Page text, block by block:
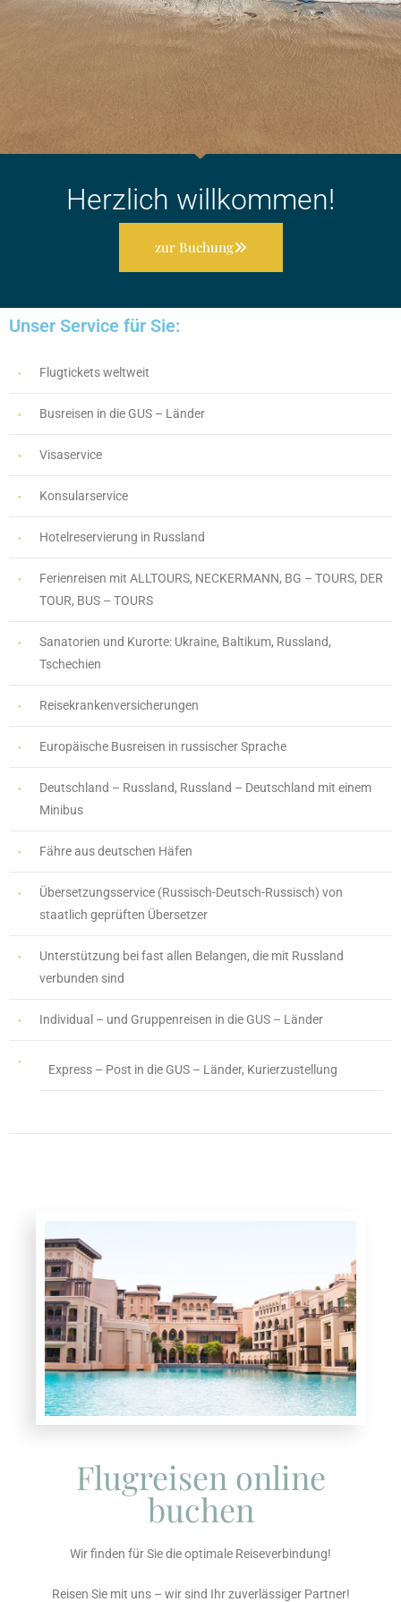
Herzlich willkommen!
zur Buchung
Unser Service für Sie:​
Flugtickets weltweit
Busreisen in die GUS – Länder
Visaservice
Konsularservice
Hotelreservierung in Russland
Ferienreisen mit ALLTOURS, NECKERMANN, BG – TOURS, DER
TOUR, BUS – TOURS
Sanatorien und Kurorte: Ukraine, Baltikum, Russland,
Tschechien
Reisekrankenversicherungen
Europäische Busreisen in russischer Sprache
Deutschland – Russland, Russland – Deutschland mit einem
Minibus
Fähre aus deutschen Häfen
Übersetzungsservice (Russisch-Deutsch-Russisch) von
staatlich geprüften Übersetzer
Unterstützung bei fast allen Belangen, die mit Russland
verbunden sind
Individual – und Gruppenreisen in die GUS – Länder
Express – Post in die GUS – Länder, Kurierzustellung
Flugreisen online
buchen
Wir finden für Sie die optimale Reiseverbindung!
Reisen Sie mit uns – wir sind Ihr zuverlässiger Partner!